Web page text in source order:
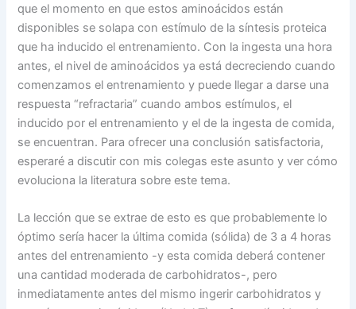
que el momento en que estos aminoácidos están
disponibles se solapa con estímulo de la síntesis proteica
que ha inducido el entrenamiento. Con la ingesta una hora
antes, el nivel de aminoácidos ya está decreciendo cuando
comenzamos el entrenamiento y puede llegar a darse una
respuesta “refractaria” cuando ambos estímulos, el
inducido por el entrenamiento y el de la ingesta de comida,
se encuentran. Para ofrecer una conclusión satisfactoria,
esperaré a discutir con mis colegas este asunto y ver cómo
evoluciona la literatura sobre este tema.
La lección que se extrae de esto es que probablemente lo
óptimo sería hacer la última comida (sólida) de 3 a 4 horas
antes del entrenamiento -y esta comida deberá contener
una cantidad moderada de carbohidratos-, pero
inmediatamente antes del mismo ingerir carbohidratos y